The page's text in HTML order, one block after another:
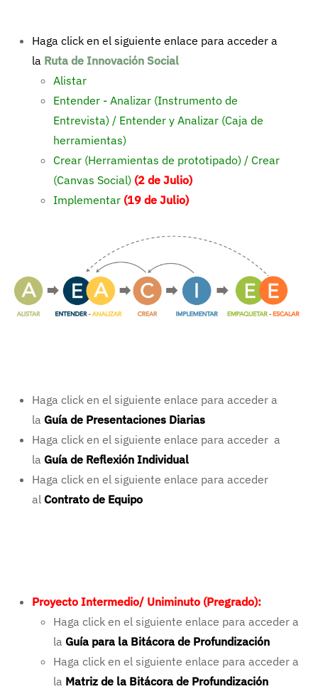
Haga click en el siguiente enlace para acceder a
la Ruta de Innovación Social
Alistar
Entender - Analizar (Instrumento de
Entrevista) / Entender y Analizar (Caja de
herramientas)
Crear (Herramientas de prototipado) / Crear
(Canvas Social) (2 de Julio)
Implementar (19 de Julio)
Haga click en el siguiente enlace para acceder a
la Guía de Presentaciones Diarias
Haga click en el siguiente enlace para acceder a
la Guía de Reflexión Individual
Haga click en el siguiente enlace para acceder
al Contrato de Equipo
Proyecto Intermedio/ Uniminuto (Pregrado):
Haga click en el siguiente enlace para acceder a
la Guía para la Bitácora de Profundización
Haga click en el siguiente enlace para acceder a
la Matriz de la Bitácora de Profundización